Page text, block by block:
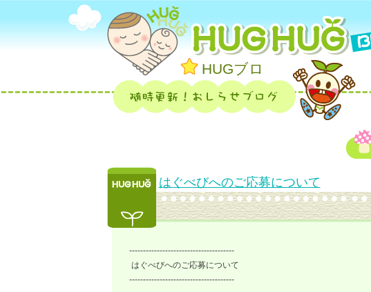
HUGブロ
はぐべびへのご応募について
--------------------------------------
はぐべびへのご応募について
--------------------------------------